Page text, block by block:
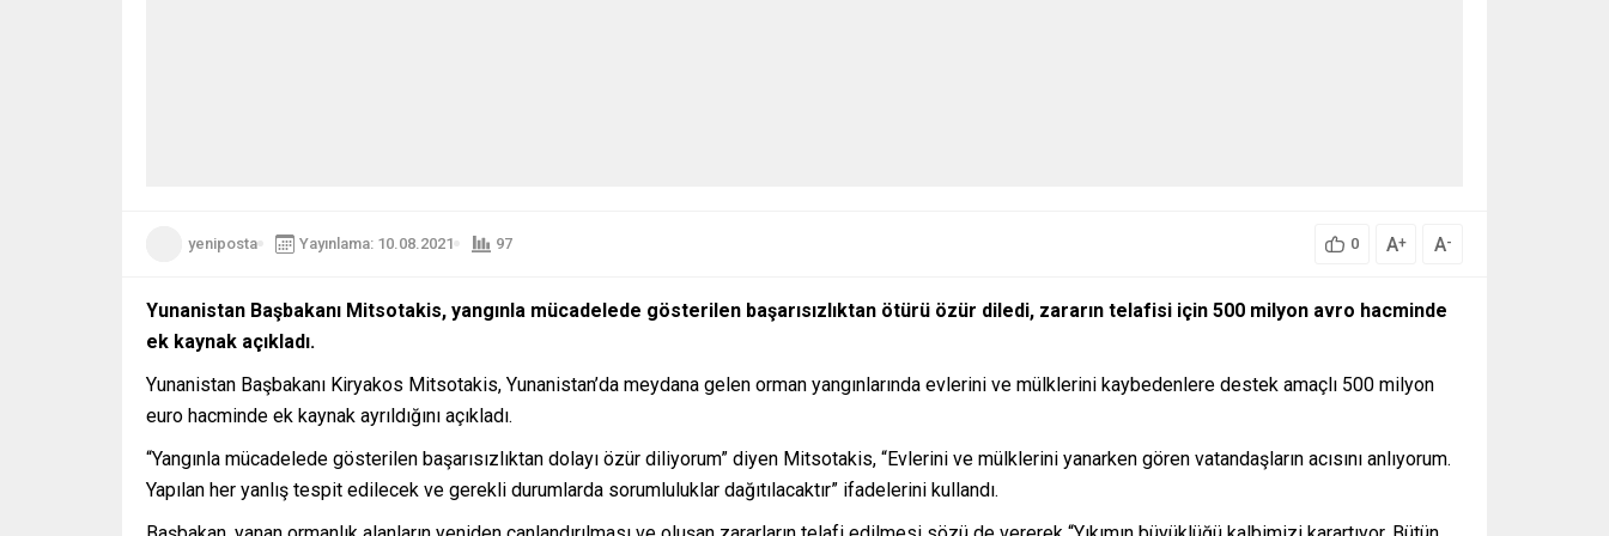
yeniposta Yayınlama: 10.08.2021 97 0 A+ A-
Yunanistan Başbakanı Mitsotakis, yangınla mücadelede gösterilen başarısızlıktan ötürü özür diledi, zararın telafisi için 500 milyon avro hacminde
ek kaynak açıkladı.
Yunanistan Başbakanı Kiryakos Mitsotakis, Yunanistan’da meydana gelen orman yangınlarında evlerini ve mülklerini kaybedenlere destek amaçlı 500 milyon
euro hacminde ek kaynak ayrıldığını açıkladı.
“Yangınla mücadelede gösterilen başarısızlıktan dolayı özür diliyorum” diyen Mitsotakis, “Evlerini ve mülklerini yanarken gören vatandaşların acısını anlıyorum.
Yapılan her yanlış tespit edilecek ve gerekli durumlarda sorumluluklar dağıtılacaktır” ifadelerini kullandı.